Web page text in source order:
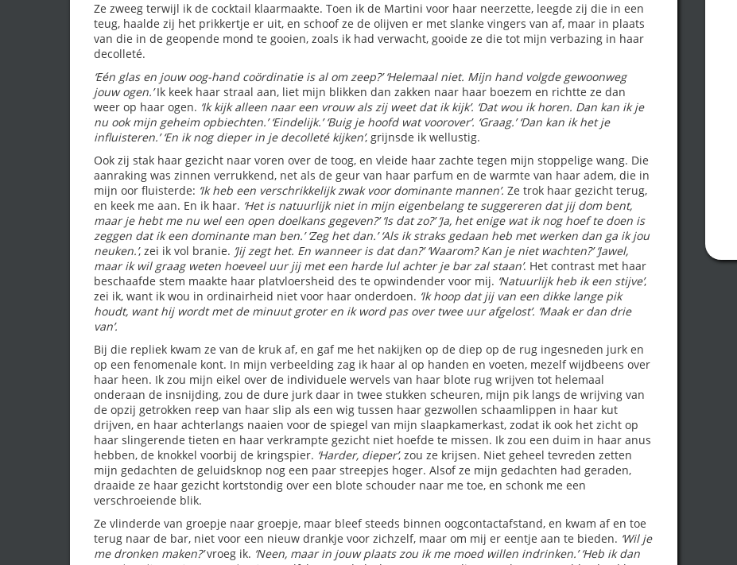
Ze zweeg terwijl ik de cocktail klaarmaakte. Toen ik de Martini voor haar neerzette, leegde zij die in een
teug, haalde zij het prikkertje er uit, en schoof ze de olijven er met slanke vingers van af, maar in plaats
van die in de geopende mond te gooien, zoals ik had verwacht, gooide ze die tot mijn verbazing in haar
decolleté.
‘Eén glas en jouw oog-hand coördinatie is al om zeep?’ ‘Helemaal niet. Mijn hand volgde gewoonweg
jouw ogen.’Ik keek haar straal aan, liet mijn blikken dan zakken naar haar boezem en richtte ze dan
weer op haar ogen. ‘Ik kijk alleen naar een vrouw als zij weet dat ik kijk’. ‘Dat wou ik horen. Dan kan ik je
nu ook mijn geheim opbiechten.’ ‘Eindelijk.’ ‘Buig je hoofd wat voorover’. ‘Graag.’ ‘Dan kan ik het je
influisteren.’ ‘En ik nog dieper in je decolleté kijken’, grijnsde ik wellustig.
Ook zij stak haar gezicht naar voren over de toog, en vleide haar zachte tegen mijn stoppelige wang. Die
aanraking was zinnen verrukkend, net als de geur van haar parfum en de warmte van haar adem, die in
mijn oor fluisterde: ‘Ik heb een verschrikkelijk zwak voor dominante mannen’. Ze trok haar gezicht terug,
en keek me aan. En ik haar. ‘Het is natuurlijk niet in mijn eigenbelang te suggereren dat jij dom bent,
maar je hebt me nu wel een open doelkans gegeven?’ ‘Is dat zo?’ ‘Ja, het enige wat ik nog hoef te doen is
zeggen dat ik een dominante man ben.’ ‘Zeg het dan.’ ‘Als ik straks gedaan heb met werken dan ga ik jou
neuken.’, zei ik vol branie. ‘Jij zegt het. En wanneer is dat dan?’ ‘Waarom? Kan je niet wachten?’ ‘Jawel,
maar ik wil graag weten hoeveel uur jij met een harde lul achter je bar zal staan’. Het contrast met haar
beschaafde stem maakte haar platvloersheid des te opwindender voor mij. ‘Natuurlijk heb ik een stijve’,
zei ik, want ik wou in ordinairheid niet voor haar onderdoen. ‘Ik hoop dat jij van een dikke lange pik
houdt, want hij wordt met de minuut groter en ik word pas over twee uur afgelost’. ‘Maak er dan drie
van’.
Bij die repliek kwam ze van de kruk af, en gaf me het nakijken op de diep op de rug ingesneden jurk en
op een fenomenale kont. In mijn verbeelding zag ik haar al op handen en voeten, mezelf wijdbeens over
haar heen. Ik zou mijn eikel over de individuele wervels van haar blote rug wrijven tot helemaal
onderaan de insnijding, zou de dure jurk daar in twee stukken scheuren, mijn pik langs de wrijving van
de opzij getrokken reep van haar slip als een wig tussen haar gezwollen schaamlippen in haar kut
drijven, en haar achterlangs naaien voor de spiegel van mijn slaapkamerkast, zodat ik ook het zicht op
haar slingerende tieten en haar verkrampte gezicht niet hoefde te missen. Ik zou een duim in haar anus
hebben, de knokkel voorbij de kringspier. ‘Harder, dieper’, zou ze krijsen. Niet geheel tevreden zetten
mijn gedachten de geluidsknop nog een paar streepjes hoger. Alsof ze mijn gedachten had geraden,
draaide ze haar gezicht kortstondig over een blote schouder naar me toe, en schonk me een
verschroeiende blik.
Ze vlinderde van groepje naar groepje, maar bleef steeds binnen oogcontactafstand, en kwam af en toe
terug naar de bar, niet voor een nieuw drankje voor zichzelf, maar om mij er eentje aan te bieden. ‘Wil je
me dronken maken?’vroeg ik. ‘Neen, maar in jouw plaats zou ik me moed willen indrinken.’ ‘Heb ik dan